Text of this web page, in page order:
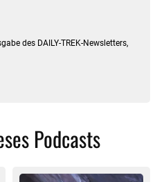
des DAILY-TREK-Newsletters,
Podcasts